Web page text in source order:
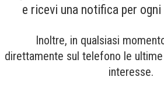
ECONOMIA
e ricevi una notifica per
Inoltre, in qualsiasi
direttamente sul telefono le ultime
interesse.